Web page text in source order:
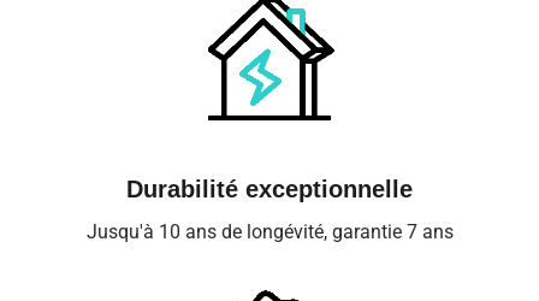
Durabilité exceptionnelle
Jusqu'à 10 ans de longévité, garantie 7 ans